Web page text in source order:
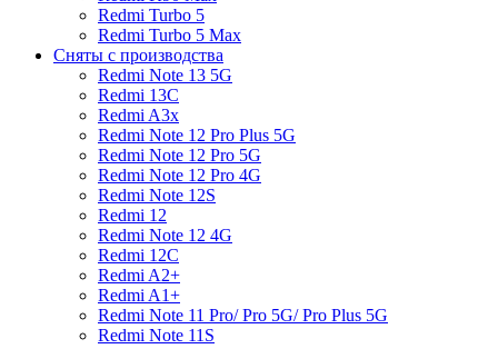
Redmi Turbo 5
Redmi Turbo 5 Max
Сняты с производства
Redmi Note 13 5G
Redmi 13C
Redmi A3x
Redmi Note 12 Pro Plus 5G
Redmi Note 12 Pro 5G
Redmi Note 12 Pro 4G
Redmi Note 12S
Redmi 12
Redmi Note 12 4G
Redmi 12C
Redmi A2+
Redmi A1+
Redmi Note 11 Pro/ Pro 5G/ Pro Plus 5G
Redmi Note 11S